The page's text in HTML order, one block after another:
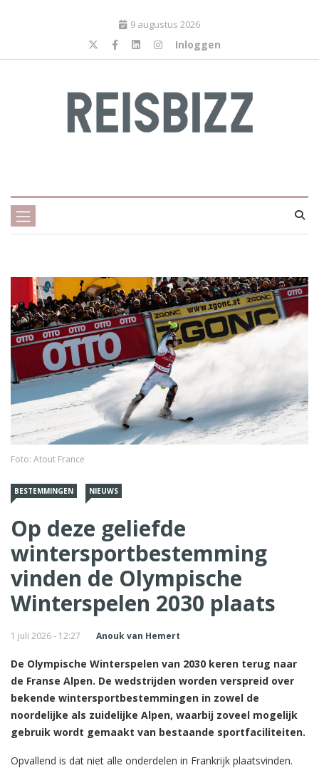
9 augustus 2026
Inloggen
Foto: Atout France
BESTEMMINGEN NIEUWS
Op deze geliefde
wintersportbestemming
vinden de Olympische
Winterspelen 2030 plaats
1 juli 2026 - 12:27 Anouk van Hemert
De Olympische Winterspelen van 2030 keren terug naar
de Franse Alpen. De wedstrijden worden verspreid over
bekende wintersportbestemmingen in zowel de
noordelijke als zuidelijke Alpen, waarbij zoveel mogelijk
gebruik wordt gemaakt van bestaande sportfaciliteiten.
Opvallend is dat niet alle onderdelen in Frankrijk plaatsvinden.